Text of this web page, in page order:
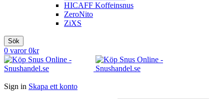
HICAFF Koffeinsnus
ZeroNito
ZiXS
Sök
0 varor 0kr
Sign in Skapa ett konto